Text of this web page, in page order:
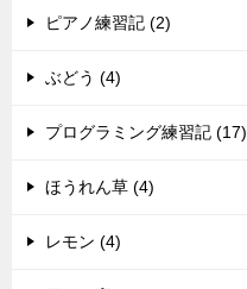
ピアノ練習記 (2)
ぶどう (4)
プログラミング練習記 (17)
ほうれん草 (4)
レモン (4)